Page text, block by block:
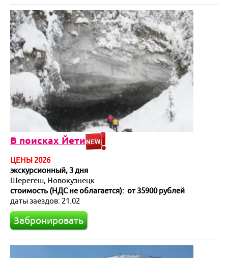
В поисках Йети
ЦЕНЫ 2026
экскурсионный, 3 дня
Шерегеш, Новокузнецк
стоимость (НДС не облагается): от 35900 рублей
даты заездов: 21.02
Забронировать
Я турист и бронирую:
Только проживание
Только доставку
Проживание c доставкой
Активный/экскурсионный тур